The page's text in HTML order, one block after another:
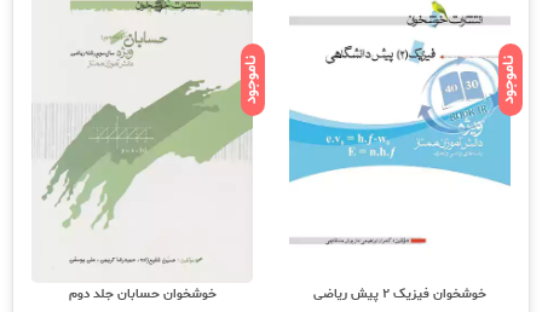
ناموجود
خوشخوان فیزیک 2 پیش ریاضی
ناموجود
خوشخوان حسابان جلد دوم